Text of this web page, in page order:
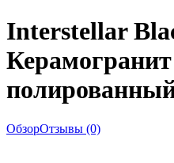
Interstellar
ОбзорОтзывы (0)